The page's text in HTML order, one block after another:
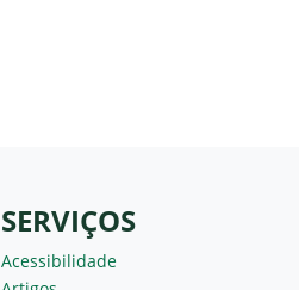
SERVIÇOS
Acessibilidade